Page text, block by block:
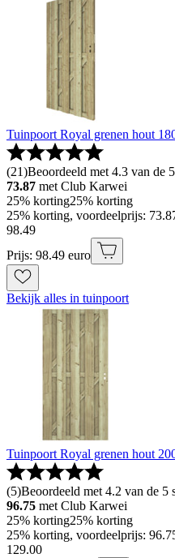
Tuinpoort Royal grenen hout
(21)Beoordeeld met 4.3 van de
73.87 met Club Karwei
25% korting25% korting
25% korting, voordeelprijs:
98.49
Prijs: 98.49 euro
Bekijk alles in tuinpoort
Tuinpoort Royal grenen hout
(5)Beoordeeld met 4.2 van de 5
96.75 met Club Karwei
25% korting25% korting
25% korting, voordeelprijs:
129.00